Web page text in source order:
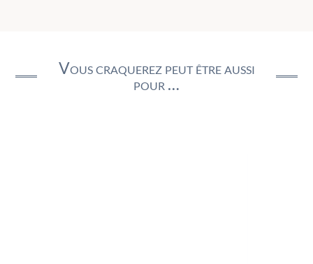
Vous craquerez peut être aussi
pour …